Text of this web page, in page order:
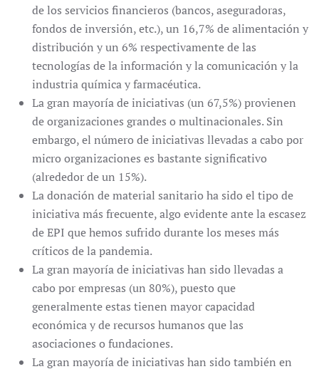
de los servicios financieros (bancos, aseguradoras,
fondos de inversión, etc.), un 16,7% de alimentación y
distribución y un 6% respectivamente de las
tecnologías de la información y la comunicación y la
industria química y farmacéutica.
La gran mayoría de iniciativas (un 67,5%) provienen
de organizaciones grandes o multinacionales. Sin
embargo, el número de iniciativas llevadas a cabo por
micro organizaciones es bastante significativo
(alrededor de un 15%).
La donación de material sanitario ha sido el tipo de
iniciativa más frecuente, algo evidente ante la escasez
de EPI que hemos sufrido durante los meses más
críticos de la pandemia.
La gran mayoría de iniciativas han sido llevadas a
cabo por empresas (un 80%), puesto que
generalmente estas tienen mayor capacidad
económica y de recursos humanos que las
asociaciones o fundaciones.
La gran mayoría de iniciativas han sido también en